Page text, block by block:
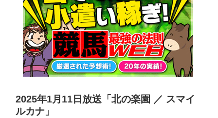
2025年1月11日放送「北の楽園 ／ スマイ
ルカナ」